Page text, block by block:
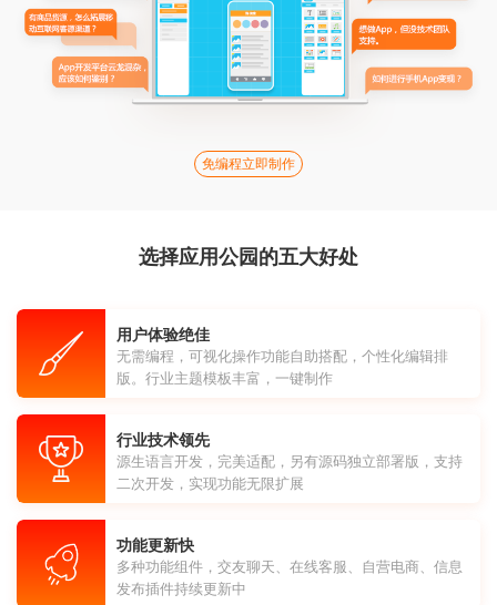
免编程立即制作
选择应用公园的五大好处
用户体验绝佳
无需编程，可视化操作功能自助搭配，个性化编辑排
版。行业主题模板丰富，一键制作
行业技术领先
源生语言开发，完美适配，另有源码独立部署版，支持
二次开发，实现功能无限扩展
功能更新快
多种功能组件，交友聊天、在线客服、自营电商、信息
发布插件持续更新中